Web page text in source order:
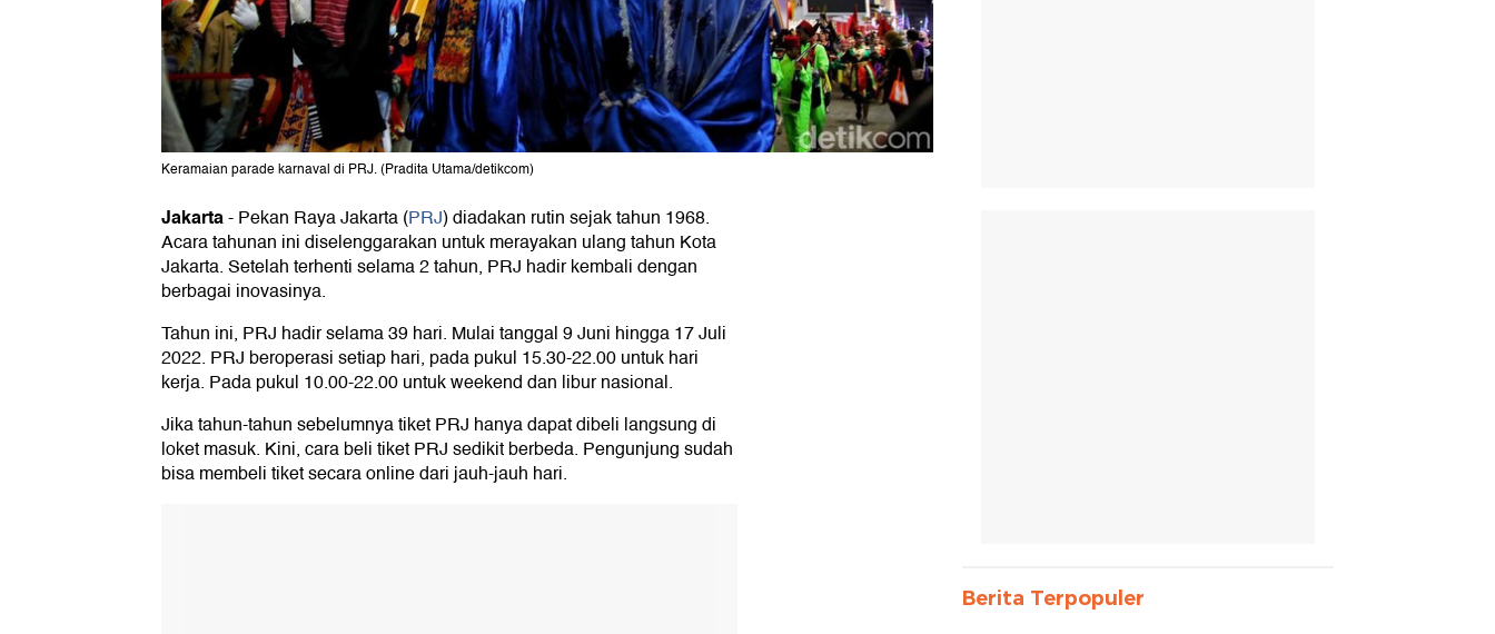
Keramaian parade karnaval di PRJ. (Pradita Utama/detikcom)
Jakarta-Pekan Raya Jakarta (PRJ) diadakan rutin sejak tahun 1968.
Acara tahunan ini diselenggarakan untuk merayakan ulang tahun Kota
Jakarta. Setelah terhenti selama 2 tahun, PRJ hadir kembali dengan
berbagai inovasinya.
Tahun ini, PRJ hadir selama 39 hari. Mulai tanggal 9 Juni hingga 17 Juli
2022. PRJ beroperasi setiap hari, pada pukul 15.30-22.00 untuk hari
kerja. Pada pukul 10.00-22.00 untuk weekend dan libur nasional.
Jika tahun-tahun sebelumnya tiket PRJ hanya dapat dibeli langsung di
loket masuk. Kini, cara beli tiket PRJ sedikit berbeda. Pengunjung sudah
bisa membeli tiket secara online dari jauh-jauh hari.
Berita Terpopuler